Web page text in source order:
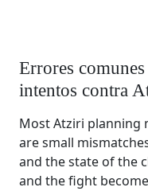
Errores
intentos contra
Most Atziri planning
are small
and the state of the
and the fight